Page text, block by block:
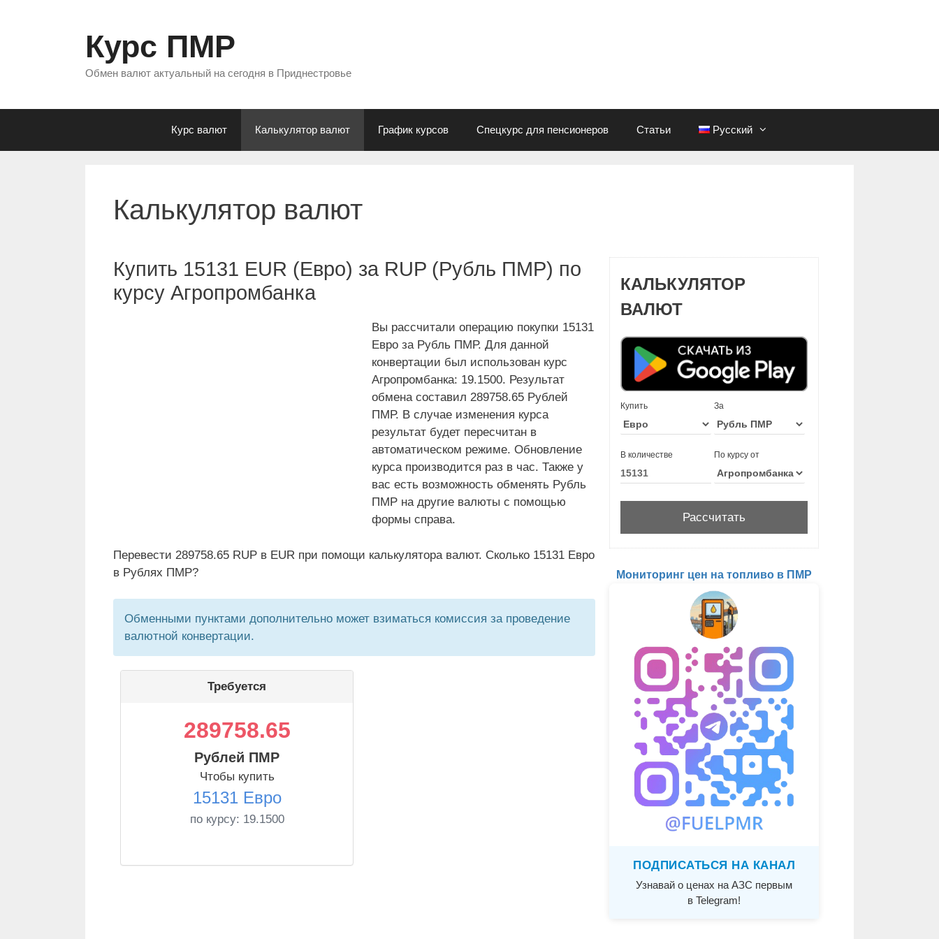
Курс ПМР
Обмен валют актуальный на сегодня в Приднестровье
Курс валют Калькулятор валют График курсов Спецкурс для пенсионеров Статьи Русский
Калькулятор валют
Купить 15131 EUR (Евро) за RUP (Рубль ПМР) по
курсу Агропромбанка
Вы рассчитали операцию покупки 15131
Евро за Рубль ПМР. Для данной
конвертации был использован курс
Агропромбанка: 19.1500. Результат
обмена составил 289758.65 Рублей
ПМР. В случае изменения курса
результат будет пересчитан в
автоматическом режиме. Обновление
курса производится раз в час. Также у
вас есть возможность обменять Рубль
ПМР на другие валюты с помощью
формы справа.
Перевести 289758.65 RUP в EUR при помощи калькулятора валют. Сколько 15131 Евро
в Рублях ПМР?
Обменными пунктами дополнительно может взиматься комиссия за проведение
валютной конвертации.
Требуется
289758.65
Рублей ПМР
Чтобы купить
15131 Евро
по курсу: 19.1500
КАЛЬКУЛЯТОР
ВАЛЮТ
Купить За
В количестве По курсу от
Мониторинг цен на топливо в ПМР
ПОДПИСАТЬСЯ НА КАНАЛ
Узнавай о ценах на АЗС первым
в Telegram!